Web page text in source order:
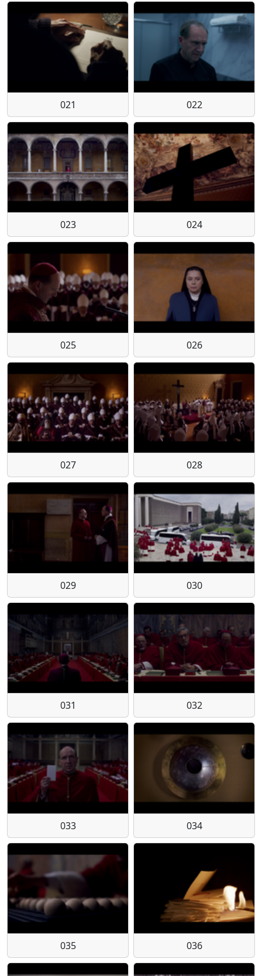
021 022
023 024
025 026
027 028
029 030
031 032
033 034
035 036